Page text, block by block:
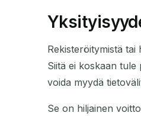
Rekisteröitymistä
Siitä ei koskaan tule
voida myydä
Se on hiljainen